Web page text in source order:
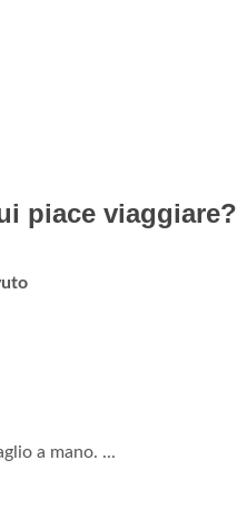
piace viaggiare?
a mano. ...